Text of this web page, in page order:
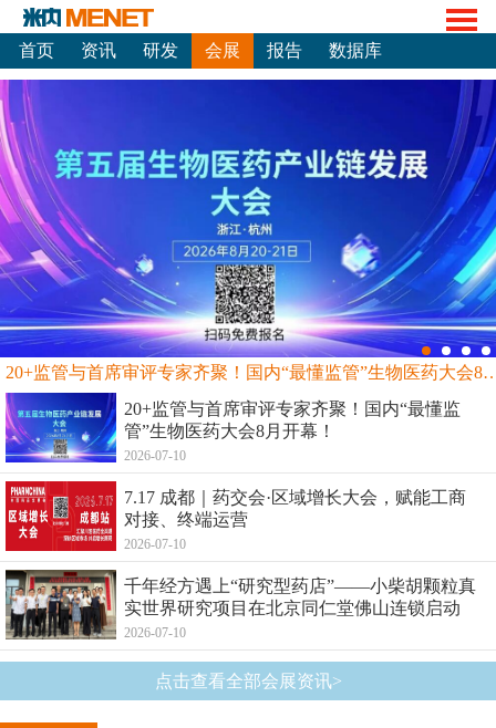
首页 资讯 研发 会展 报告 数据库
20+监管与首席审评专家齐聚！国内“最
20+监管与首席审评专家齐聚！国内“最懂监
管”生物医药大会8月开幕！
2026-07-10
7.17 成都｜药交会·区域增长大会，赋能工商
对接、终端运营
2026-07-10
千年经方遇上“研究型药店”——小柴胡颗粒真
实世界研究项目在北京同仁堂佛山连锁启动
2026-07-10
点击查看全部会展资讯>